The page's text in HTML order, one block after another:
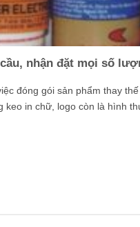
nhận đặt mọi số
đóng gói sản phẩm thay
in chữ, logo còn là hình